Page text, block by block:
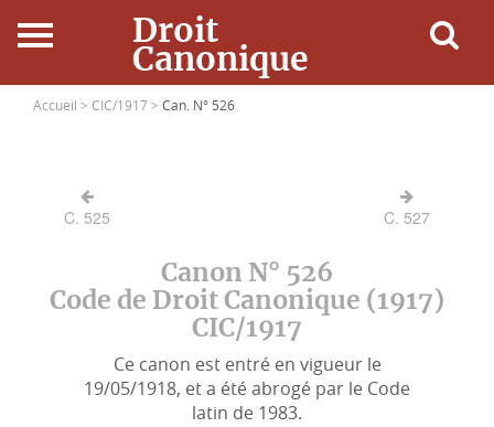
Droit
Canonique
Accueil
Ressources
Accueil > CIC/1917 > Can. N° 526
C. 525 C. 527
Canon N° 526
Code de Droit Canonique (1917)
CIC/1917
Ce canon est entré en vigueur le
19/05/1918, et a été abrogé par le Code
latin de 1983.